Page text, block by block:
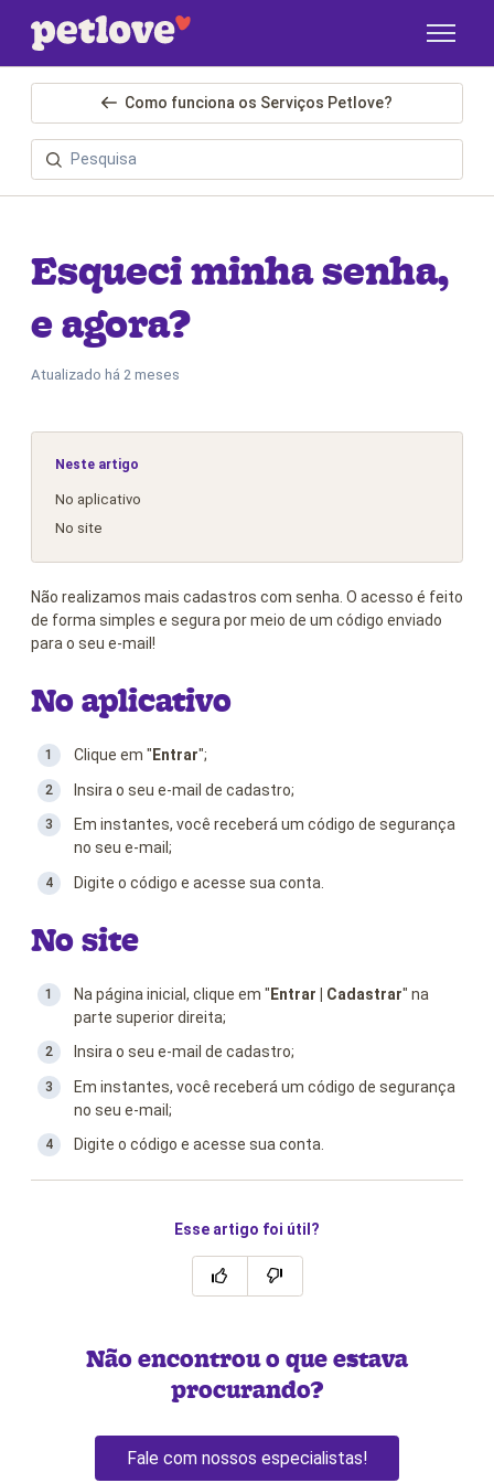
Como funciona os Serviços Petlove?
Esqueci minha senha,
e agora?
Atualizado há 2 meses
Neste artigo
No aplicativo
No site
Não realizamos mais cadastros com senha. O acesso é feito
de forma simples e segura por meio de um código enviado
para o seu e-mail!
No aplicativo
Clique em " Entrar";
Insira o seu e-mail de cadastro;
Em instantes, você receberá um código de segurança
no seu e-mail;
Digite o código e acesse sua conta.
No site
Na página inicial, clique em "Entrar | Cadastrar" na
parte superior direita;
Insira o seu e-mail de cadastro;
Em instantes, você receberá um código de segurança
no seu e-mail;
Digite o código e acesse sua conta.
Esse artigo foi útil?
Não encontrou o que estava
procurando?
Fale com nossos especialistas!